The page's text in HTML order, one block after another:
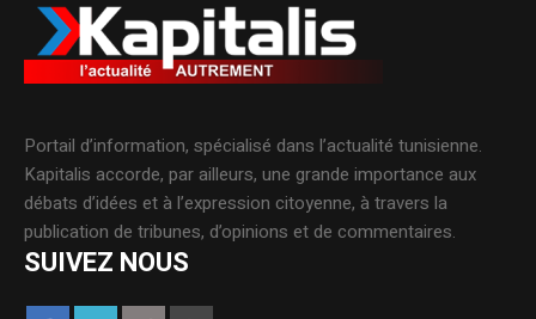
Portail d’information, spécialisé dans l’actualité tunisienne.
Kapitalis accorde, par ailleurs, une grande importance aux
débats d’idées et à l’expression citoyenne, à travers la
publication de tribunes, d’opinions et de commentaires.
SUIVEZ NOUS